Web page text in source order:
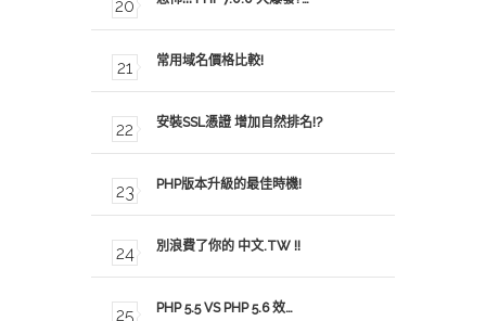
常用域名價格比較!
安裝SSL憑證 增加自然排名!?
PHP版本升級的最佳時機!
別浪費了你的 中文.TW !!
PHP 5.5 VS PHP 5.6 效…